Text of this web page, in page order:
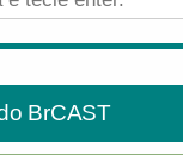
BrCAST